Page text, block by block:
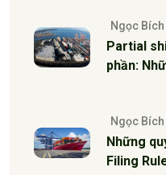
Ngọc Bích
Partial
phần:
Ngọc Bích
Những
Filing